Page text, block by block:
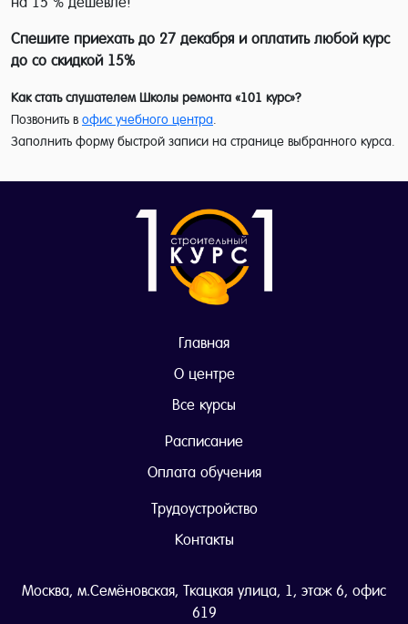
Спешите приехать до 27 декабря и оплатить любой курс
до со скидкой 15%
Как стать слушателем Школы ремонта «101 курс»?
Позвонить в офис учебного центра.
Заполнить форму быстрой записи на странице выбранного курса.
Главная
О центре
Все курсы
Расписание
Оплата обучения
Трудоустройство
Контакты
Москва, м.Семёновская, Ткацкая улица, 1, этаж 6, офис
619